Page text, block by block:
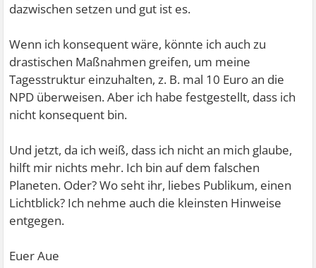
dazwischen setzen und gut ist es.
Wenn ich konsequent wäre, könnte ich auch zu
drastischen Maßnahmen greifen, um meine
Tagesstruktur einzuhalten, z. B. mal 10 Euro an die
NPD überweisen. Aber ich habe festgestellt, dass ich
nicht konsequent bin.
Und jetzt, da ich weiß, dass ich nicht an mich glaube,
hilft mir nichts mehr. Ich bin auf dem falschen
Planeten. Oder? Wo seht ihr, liebes Publikum, einen
Lichtblick? Ich nehme auch die kleinsten Hinweise
entgegen.
Euer Aue